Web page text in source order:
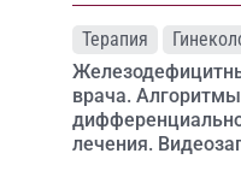
Терапия
врача.
лечения.